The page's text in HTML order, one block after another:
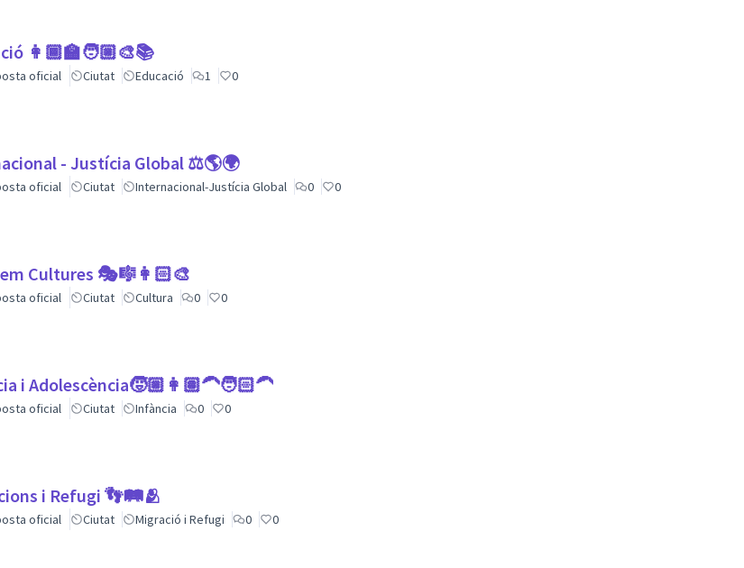
👩🏾‍🏫🧑🏼‍🎨📚
oficial Ciutat Educació 1 0
- Justícia Global ⚖️🌎🌍
oficial Ciutat Internacional-Justícia Global 0 0
Cultures 🎭🎼👩🏻‍🎨
oficial Ciutat Cultura 0 0
i Adolescència🧒🏼👩🏽‍🦱🧑🏻‍🦱
oficial Ciutat Infància 0 0
i Refugi 👣🛤🫂
oficial Ciutat Migració i Refugi 0 0